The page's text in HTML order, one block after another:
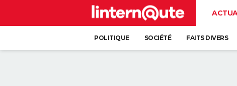
POLITIQUE SOCIÉTÉ FAITS DIVERS